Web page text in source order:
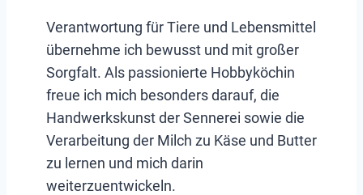
Verantwortung für Tiere und Lebensmittel
übernehme ich bewusst und mit großer
Sorgfalt. Als passionierte Hobbyköchin
freue ich mich besonders darauf, die
Handwerkskunst der Sennerei sowie die
Verarbeitung der Milch zu Käse und Butter
zu lernen und mich darin
weiterzuentwickeln.